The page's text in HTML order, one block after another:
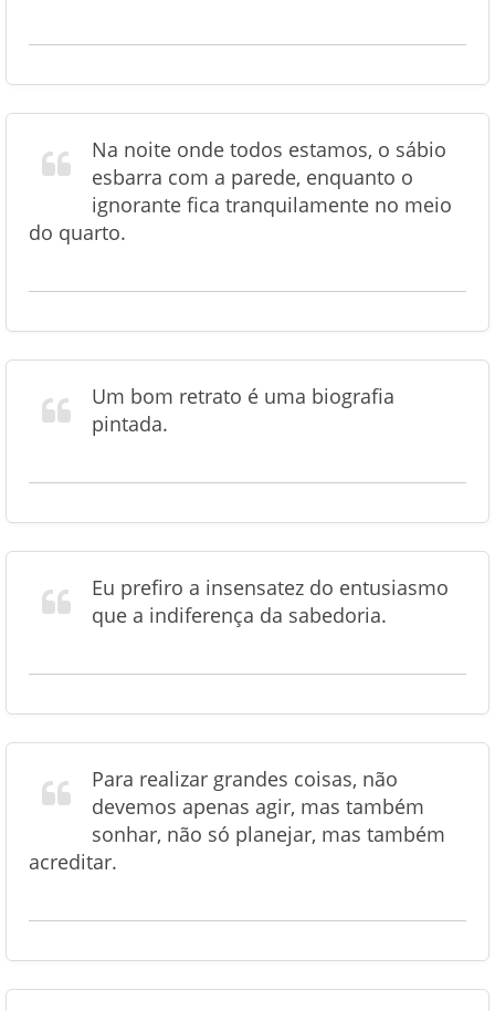
Na noite onde todos estamos, o sábio
esbarra com a parede, enquanto o
ignorante fica tranquilamente no meio
do quarto.
Um bom retrato é uma biografia
pintada.
Eu prefiro a insensatez do entusiasmo
que a indiferença da sabedoria.
Para realizar grandes coisas, não
devemos apenas agir, mas também
sonhar, não só planejar, mas também
acreditar.